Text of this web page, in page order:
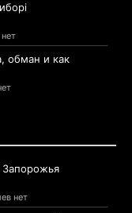
обман и как
Запорожья
нет